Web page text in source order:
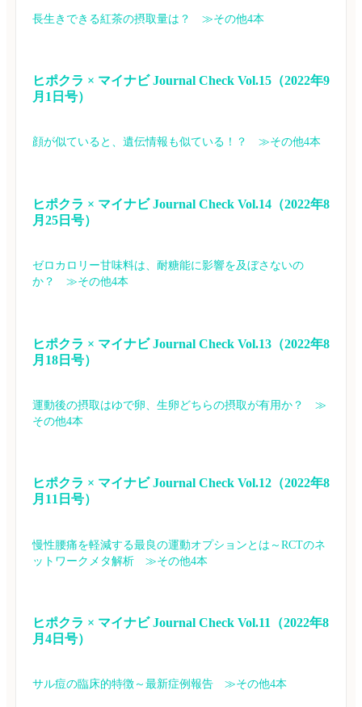
長生きできる紅茶の摂取量は？　≫その他4本
ヒポクラ × マイナビ Journal Check Vol.15（2022年9
月1日号）
顔が似ていると、遺伝情報も似ている！？　≫その他4本
ヒポクラ × マイナビ Journal Check Vol.14（2022年8
月25日号）
ゼロカロリー甘味料は、耐糖能に影響を及ぼさないの
か？　≫その他4本
ヒポクラ × マイナビ Journal Check Vol.13（2022年8
月18日号）
運動後の摂取はゆで卵、生卵どちらの摂取が有用か？　≫
その他4本
ヒポクラ × マイナビ Journal Check Vol.12（2022年8
月11日号）
慢性腰痛を軽減する最良の運動オプションとは～RCTのネ
ットワークメタ解析　≫その他4本
ヒポクラ × マイナビ Journal Check Vol.11（2022年8
月4日号）
サル痘の臨床的特徴～最新症例報告　≫その他4本